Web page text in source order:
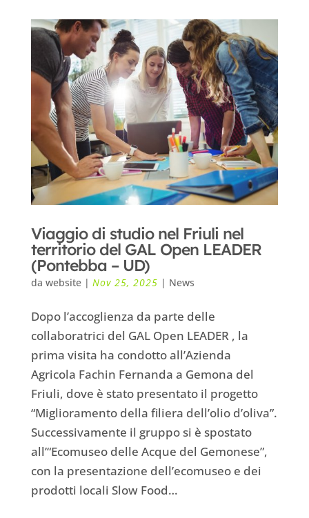
Viaggio di studio nel Friuli nel
territorio del GAL Open LEADER
(Pontebba – UD)
da website| Nov 25, 2025 | News
Dopo l’accoglienza da parte delle
collaboratrici del GAL Open LEADER , la
prima visita ha condotto all’Azienda
Agricola Fachin Fernanda a Gemona del
Friuli, dove è stato presentato il progetto
“Miglioramento della filiera dell’olio d’oliva”.
Successivamente il gruppo si è spostato
all’“Ecomuseo delle Acque del Gemonese”,
con la presentazione dell’ecomuseo e dei
prodotti locali Slow Food…